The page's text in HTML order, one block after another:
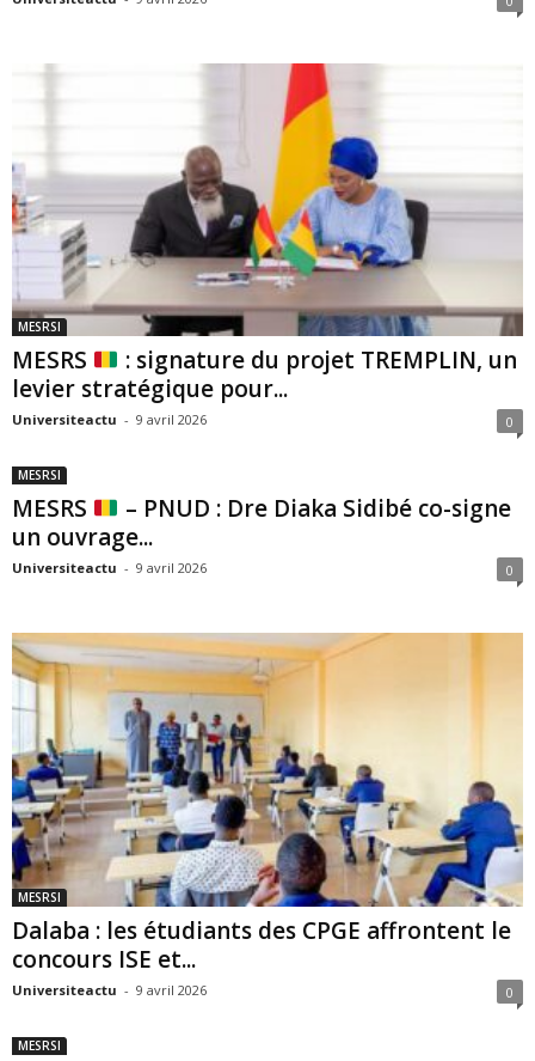
MESRSI
MESRS
: signature du projet TREMPLIN, un
levier stratégique pour...
Universiteactu - 9 avril 2026 0
MESRSI
MESRS
– PNUD : Dre Diaka Sidibé co-signe
un ouvrage...
Universiteactu - 9 avril 2026 0
MESRSI
Dalaba : les étudiants des CPGE affrontent le
concours ISE et...
Universiteactu - 9 avril 2026 0
MESRSI